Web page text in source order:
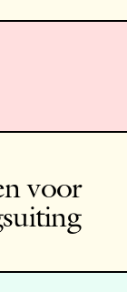
voor